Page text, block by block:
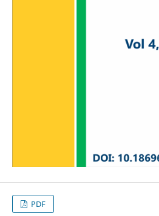
PDF